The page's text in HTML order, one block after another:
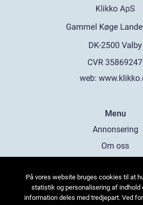
web:
Menu
Annonsering
Om oss
Kontakta oss
Sitemap
På vores website bruges cookies til at
statistik og personalisering af indhold
information deles med tredjepart. Ved